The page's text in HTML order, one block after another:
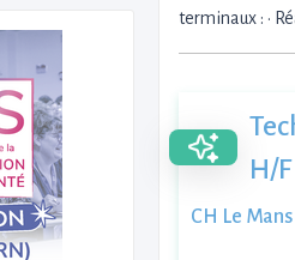
terminaux : •
H/F
CH Le Mans